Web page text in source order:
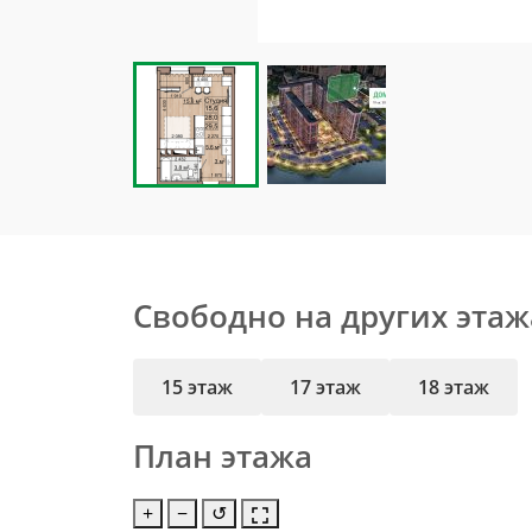
Свободно на других
15 этаж 17 этаж 18 этаж
План этажа
+ − ↺